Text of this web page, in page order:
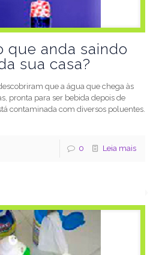
que anda saindo
sua casa?
que a água que chega às
pronta para ser bebida depois de
contaminada com diversos poluentes.
0 Leia mais